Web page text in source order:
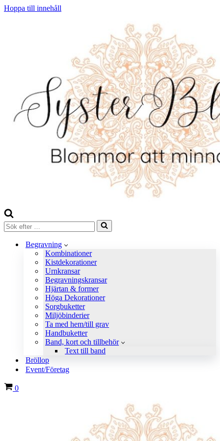
Hoppa till innehåll
Sök
efter
Begravning
Kombinationer
Kistdekorationer
Urnkransar
Begravningskransar
Hjärtan & former
Höga Dekorationer
Sorgbuketter
Miljöbinderier
Ta med hem/till grav
Handbuketter
Band, kort och tillbehör
Text till band
Bröllop
Event/Företag
Varukorg
0